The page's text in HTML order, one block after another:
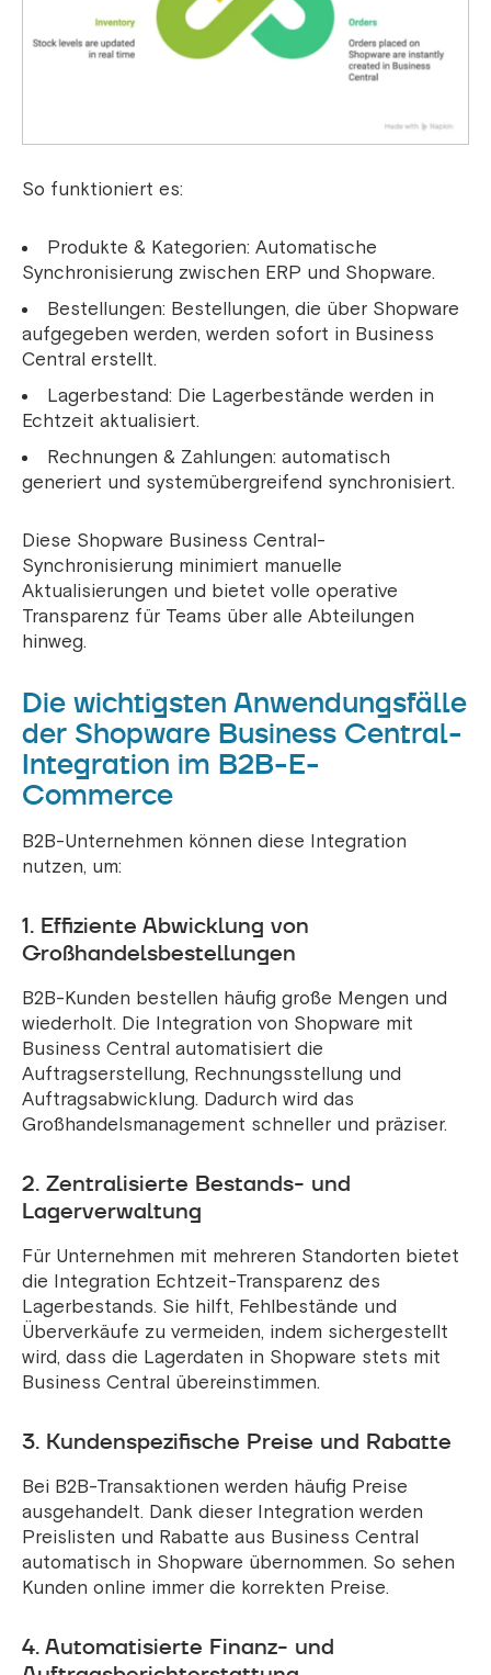
So funktioniert es:
Produkte & Kategorien: Automatische
Synchronisierung zwischen ERP und Shopware.
Bestellungen: Bestellungen, die über Shopware
aufgegeben werden, werden sofort in Business
Central erstellt.
Lagerbestand: Die Lagerbestände werden in
Echtzeit aktualisiert.
Rechnungen & Zahlungen: automatisch
generiert und systemübergreifend synchronisiert.
Diese Shopware Business Central-
Synchronisierung minimiert manuelle
Aktualisierungen und bietet volle operative
Transparenz für Teams über alle Abteilungen
hinweg.
Die wichtigsten Anwendungsfälle
der Shopware Business Central-
Integration im B2B-E-
Commerce
B2B-Unternehmen können diese Integration
nutzen, um:
1. Effiziente Abwicklung von
Großhandelsbestellungen
B2B-Kunden bestellen häufig große Mengen und
wiederholt. Die Integration von Shopware mit
Business Central automatisiert die
Auftragserstellung, Rechnungsstellung und
Auftragsabwicklung. Dadurch wird das
Großhandelsmanagement schneller und präziser.
2. Zentralisierte Bestands- und
Lagerverwaltung
Für Unternehmen mit mehreren Standorten bietet
die Integration Echtzeit-Transparenz des
Lagerbestands. Sie hilft, Fehlbestände und
Überverkäufe zu vermeiden, indem sichergestellt
wird, dass die Lagerdaten in Shopware stets mit
Business Central übereinstimmen.
3. Kundenspezifische Preise und Rabatte
Bei B2B-Transaktionen werden häufig Preise
ausgehandelt. Dank dieser Integration werden
Preislisten und Rabatte aus Business Central
automatisch in Shopware übernommen. So sehen
Kunden online immer die korrekten Preise.
4. Automatisierte Finanz- und